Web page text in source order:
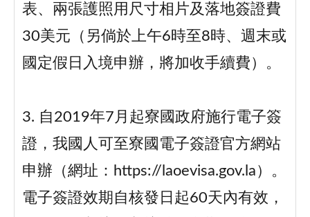
表、兩張護照用尺寸相片及落地簽證費
30美元（另倘於上午6時至8時、週末或
國定假日入境申辦，將加收手續費）。
3. 自2019年7月起寮國政府施行電子簽
證，我國人可至寮國電子簽證官方網站
申辦（網址：https://laoevisa.gov.la）。
電子簽證效期自核發日起60天內有效，